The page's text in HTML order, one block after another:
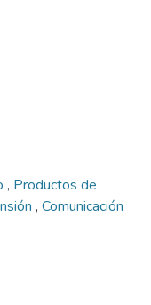
, Productos de
, Comunicación